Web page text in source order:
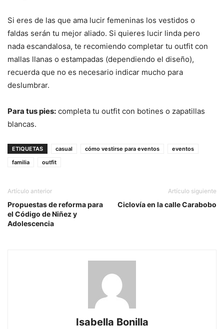
Si eres de las que ama lucir femeninas los vestidos o
faldas serán tu mejor aliado. Si quieres lucir linda pero
nada escandalosa, te recomiendo completar tu outfit con
mallas llanas o estampadas (dependiendo el diseño),
recuerda que no es necesario indicar mucho para
deslumbrar.
Para tus pies: completa tu outfit con botines o zapatillas
blancas.
ETIQUETAS casual cómo vestirse para eventos
eventos
familia
outfit
Artículo anterior
Propuestas de reforma para
el Código de Niñez y
Adolescencia
Artículo siguiente
Ciclovía en la calle Carabobo
Isabella Bonilla